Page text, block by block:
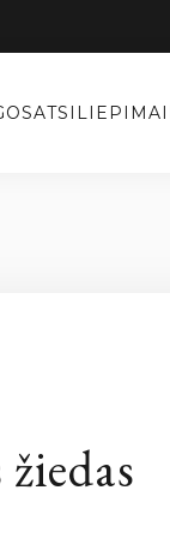
ATSILIEPIMAI